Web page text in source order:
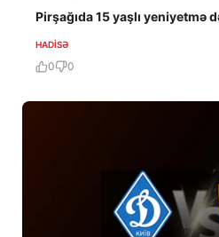
Pirşağıda 15 yaşlı yeniyetmə
HADISƏ
0 0